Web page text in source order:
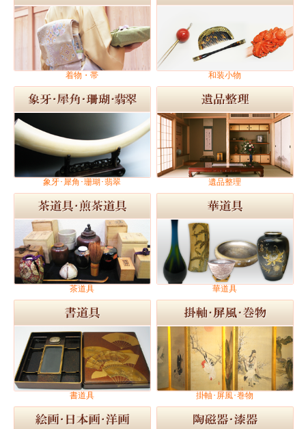
着物・帯 和装小物
象牙･犀角･珊瑚･翡翠 遺品整理
茶道具 華道具
書道具 掛軸･屏風･巻物